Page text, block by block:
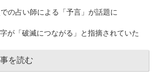
の占い師による「予言」が話題に
が「破滅につながる」と指摘されていた
を読む